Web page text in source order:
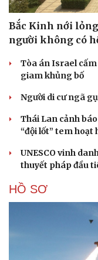
Bắc Kinh nới
người không có
Tòa án Israel
giam khủng bố
Người di cư ngã
Thái Lan cảnh
“đội lốt” tem hoạt
UNESCO vinh
thuyết pháp đầu
HỒ SƠ